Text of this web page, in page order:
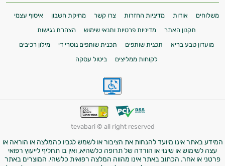
משלוחים אודות מדיניות החזרות צרו קשר מחיקת חשבון
איסוף עצמי
תקנון האתר
מדיניות פרטיות ותנאי שימוש
הצהרת נגישות
מועדון טבע בריא
תכנית שותפים תכנית שותפים נוטרי די
מילון רכיבים
לקוחות ממליצים
ביטול עסקה
tevabari © all right reserved
המידע באתר אינו מיועד להנחות את הציבור או לשמש לגביו כהמלצה או הוראה או
עצה לשימוש או שינוי או הורדה של תרופה כלשהיא, ואין בו תחליף לייעוץ רפואי
פרטני או אחר. הכתוב באתר אינו מהווה המלצה רפואית כלשהי. המוצרים באתר
המטרה שלי היא להתאים עבורך המלצות
אישיות מבוססות מדעית.
זה הזמן להתחיל. איך אוכל לעזור?